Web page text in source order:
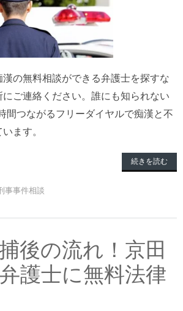
の無料相談ができる弁護士を探すな
ご連絡ください。誰にも知られない
間つながるフリーダイヤルで痴漢と不
ます。
続きを読む
事事件相談
後の流れ！京田
護士に無料法律